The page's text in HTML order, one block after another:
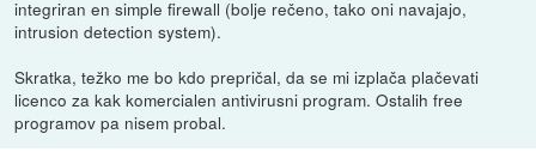
integriran en simple firewall (bolje rečeno, tako oni navajajo,
intrusion detection system).
Skratka, težko me bo kdo prepričal, da se mi izplača plačevati
licenco za kak komercialen antivirusni program. Ostalih free
programov pa nisem probal.